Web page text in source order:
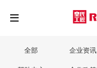
全部 企业资讯